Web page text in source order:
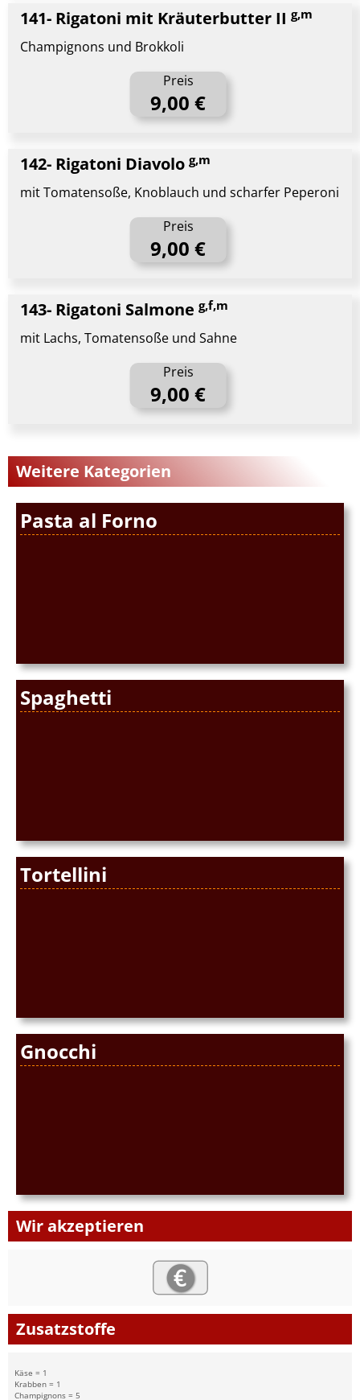
141- Rigatoni mit Kräuterbutter II g,m
Champignons und Brokkoli
Preis
9,00 €
142- Rigatoni Diavolo g,m
mit Tomatensoße, Knoblauch und scharfer Peperoni
Preis
9,00 €
143- Rigatoni Salmone g,f,m
mit Lachs, Tomatensoße und Sahne
Preis
9,00 €
Weitere Kategorien
Pasta al Forno
Spaghetti
Tortellini
Gnocchi
Wir akzeptieren
Zusatzstoffe
Käse = 1
Krabben = 1
Champignons = 5